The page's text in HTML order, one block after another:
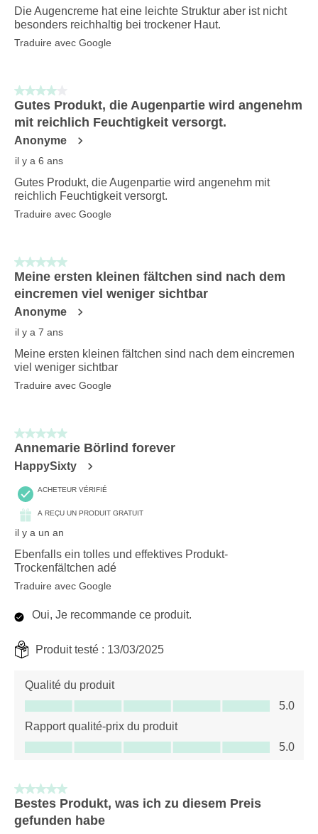
Die Augencreme hat eine leichte Struktur aber ist nicht
besonders reichhaltig bei trockener Haut.
Traduire avec Google
4 sur 5 étoiles.
Gutes Produkt, die Augenpartie wird angenehm
mit reichlich Feuchtigkeit versorgt.
Anonyme
il y a 6 ans
Gutes Produkt, die Augenpartie wird angenehm mit
reichlich Feuchtigkeit versorgt.
Traduire avec Google
5 sur 5 étoiles.
Meine ersten kleinen fältchen sind nach dem
eincremen viel weniger sichtbar
Anonyme
il y a 7 ans
Meine ersten kleinen fältchen sind nach dem eincremen
viel weniger sichtbar
Traduire avec Google
5 sur 5 étoiles.
Annemarie Börlind forever
HappySixty
ACHETEUR VÉRIFIÉ
A REÇU UN PRODUIT GRATUIT
il y a un an
Ebenfalls ein tolles und effektives Produkt-
Trockenfältchen adé
Traduire avec Google
Oui, Je recommande ce produit.
Produit testé : 13/03/2025
Qualité du produit
Qualité du produit, 5.0 sur 5
5.0
Rapport qualité-prix du produit
Rapport qualité-prix du produit, 5.0 sur 5
5.0
5 sur 5 étoiles.
Bestes Produkt, was ich zu diesem Preis
gefunden habe